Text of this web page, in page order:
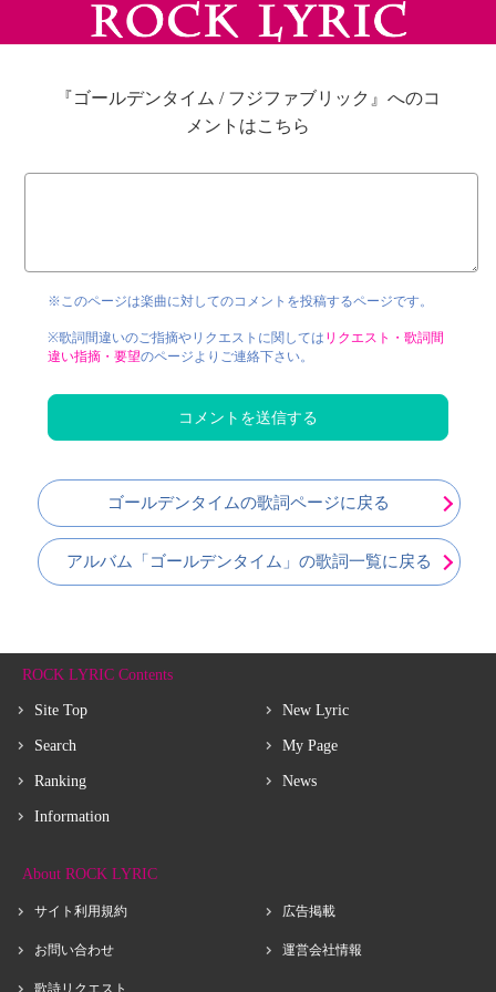
『ゴールデンタイム / フジファブリック』へのコ
メントはこちら
※このページは楽曲に対してのコメントを投稿するページです。
※歌詞間違いのご指摘やリクエストに関しては リクエスト・歌詞間
違い指摘・要望のページよりご連絡下さい。
コメントを送信する
ゴールデンタイムの歌詞ページに戻る
アルバム「ゴールデンタイム」の歌詞一覧に戻る
ROCK LYRIC Contents
Site Top
Search
Ranking
Information
New Lyric
My Page
News
About ROCK LYRIC
サイト利用規約
お問い合わせ
歌詩リクエスト
広告掲載
運営会社情報